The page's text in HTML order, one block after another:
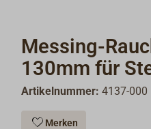
Messing-
130mm für
Artikelnummer:4137-000
Merken